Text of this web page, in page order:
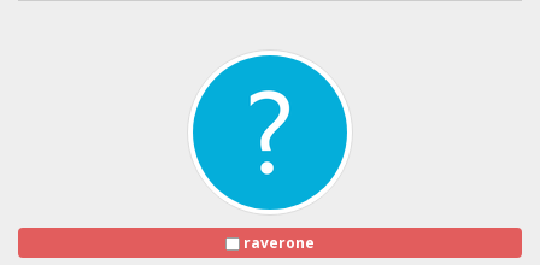
raverone